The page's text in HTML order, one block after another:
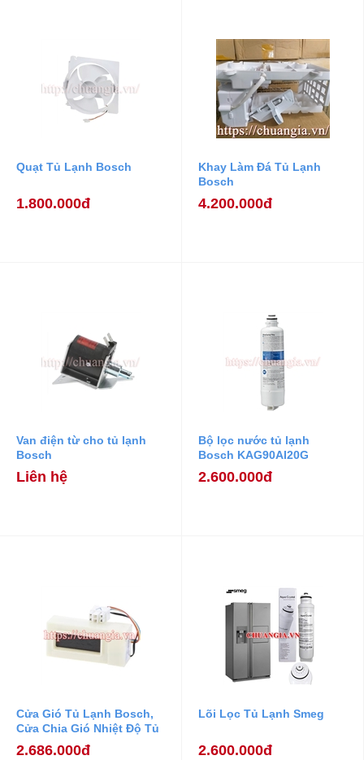
Quạt Tủ Lạnh Bosch
1.800.000đ
Khay Làm Đá Tủ Lạnh
Bosch
4.200.000đ
Van điện từ cho tủ lạnh
Bosch
Liên hệ
Bộ lọc nước tủ lạnh
Bosch KAG90AI20G
2.600.000đ
Cửa Gió Tủ Lạnh Bosch,
Cửa Chia Gió Nhiệt Độ Tủ
Lạnh Bosch
2.686.000đ
Lõi Lọc Tủ Lạnh Smeg
2.600.000đ